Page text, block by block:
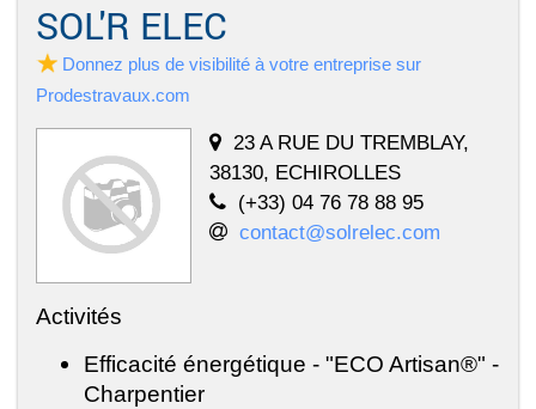
SOL'R ELEC
Donnez plus de visibilité à votre entreprise sur
Prodestravaux.com
23 A RUE DU TREMBLAY,
38130, ECHIROLLES
(+33) 04 76 78 88 95
contact@solrelec.com
Activités
Efficacité énergétique - "ECO Artisan®" -
Charpentier